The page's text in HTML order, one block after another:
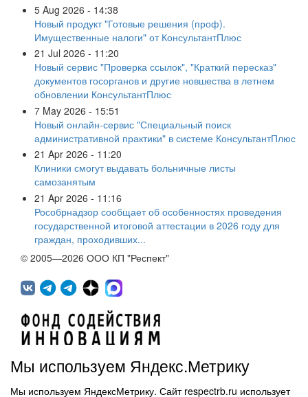
5 Aug 2026 - 14:38
Новый продукт "Готовые решения (проф).
Имущественные налоги" от КонсультантПлюс
21 Jul 2026 - 11:20
Новый сервис "Проверка ссылок", "Краткий пересказ"
документов госорганов и другие новшества в летнем
обновлении КонсультантПлюс
7 May 2026 - 15:51
Новый онлайн-сервис "Специальный поиск
административной практики" в системе КонсультантПлюс
21 Apr 2026 - 11:20
Клиники смогут выдавать больничные листы
самозанятым
21 Apr 2026 - 11:16
Рособрнадзор сообщает об особенностях проведения
государственной итоговой аттестации в 2026 году для
граждан, проходивших...
© 2005—2026 ООО КП "Респект"
450071, г.Уфа, ул. 50 лет СССР, д.48 корп.1, офис 307
Мы используем Яндекс.Метрику
Мы используем ЯндексМетрику. Сайт respectrb.ru использует